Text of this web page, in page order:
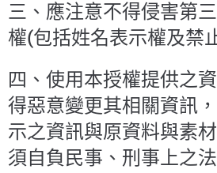
三、應注意不得侵害第
權(包括姓名表示權及禁
四、使用本授權提供之
得惡意變更其相關資訊
示之資訊與原資料與素
須自負民事、刑事上之